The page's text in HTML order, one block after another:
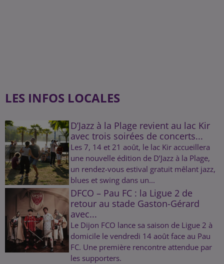
LES INFOS LOCALES
D’Jazz à la Plage revient au lac Kir
avec trois soirées de concerts...
Les 7, 14 et 21 août, le lac Kir accueillera
une nouvelle édition de D’Jazz à la Plage,
un rendez-vous estival gratuit mêlant jazz,
blues et swing dans un...
DFCO – Pau FC : la Ligue 2 de
retour au stade Gaston-Gérard
avec...
Le Dijon FCO lance sa saison de Ligue 2 à
domicile le vendredi 14 août face au Pau
FC. Une première rencontre attendue par
les supporters.